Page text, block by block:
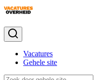
Vacatures
Gehele site